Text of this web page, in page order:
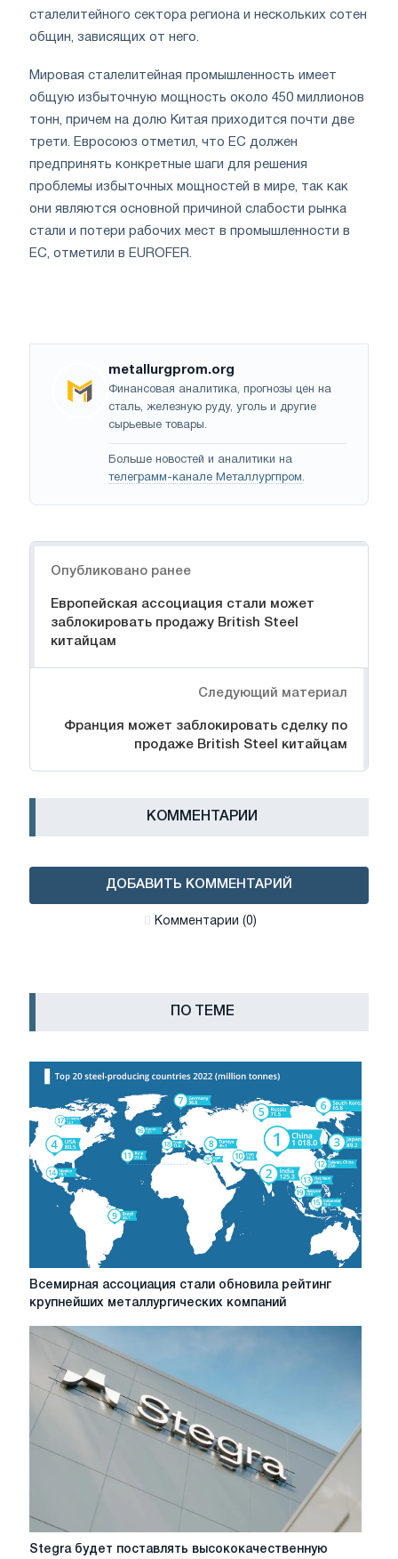
сталелитейного сектора региона и нескольких сотен
общин, зависящих от него.
Мировая сталелитейная промышленность имеет
общую избыточную мощность около 450 миллионов
тонн, причем на долю Китая приходится почти две
трети. Евросоюз отметил, что ЕС должен
предпринять конкретные шаги для решения
проблемы избыточных мощностей в мире, так как
они являются основной причиной слабости рынка
стали и потери рабочих мест в промышленности в
ЕС, отметили в EUROFER.
metallurgprom.org
Финансовая аналитика, прогнозы цен на
сталь, железную руду, уголь и другие
сырьевые товары.
Больше новостей и аналитики на
телеграмм-канале Металлургпром.
Опубликовано ранее
Европейская ассоциация стали может
заблокировать продажу British Steel
китайцам
Следующий материал
Франция может заблокировать сделку по
продаже British Steel китайцам
КОММЕНТАРИИ
ДОБАВИТЬ КОММЕНТАРИЙ
Комментарии (0)
ПО ТЕМЕ
Всемирная
ассоциация
обновила
рейтинг
крупнейших
металлургических
компаний
Всемирная ассоциация стали обновила рейтинг
крупнейших металлургических компаний
Stegra
Stegra будет поставлять высококачественную